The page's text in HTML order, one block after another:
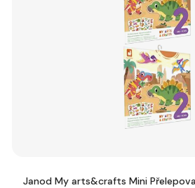
Janod My arts&crafts Mini